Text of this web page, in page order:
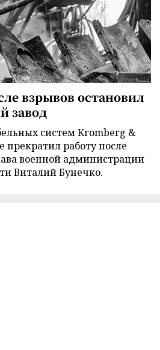
взрывов остановил
завод
систем Kromberg &
работу после
военной администрации
Виталий Бунечко.